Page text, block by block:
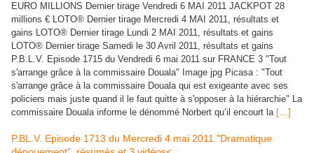
EURO MILLIONS Dernier tirage Vendredi 6 MAI 2011 JACKPOT 28
millions € LOTO® Dernier tirage Mercredi 4 MAI 2011, résultats et
gains LOTO® Dernier tirage Lundi 2 MAI 2011, résultats et gains
LOTO® Dernier tirage Samedi le 30 Avril 2011, résultats et gains
P.B.L.V. Episode 1715 du Vendredi 6 mai 2011 sur FRANCE 3 "Tout
s'arrange grâce à la commissaire Douala" Image jpg Picasa : "Tout
s'arrange grâce à la commissaire Douala qui est exigeante avec ses
policiers mais juste quand il le faut quitte à s'opposer à la hiérarchie" La
commissaire Douala informe le dénommé Norbert qu’il encourt la […]
P.BL.V. Episode 1713 du Mercredi 4 mai 2011 "Dramatique